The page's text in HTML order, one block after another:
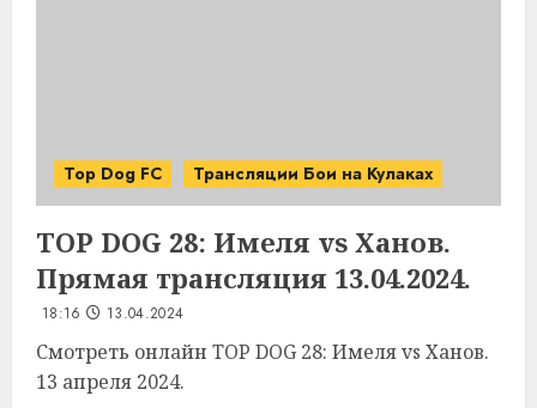
Top Dog FC Трансляции Бои на Кулаках
TOP DOG 28: Имеля vs Ханов.
Прямая трансляция 13.04.2024.
18:16 13.04.2024
Смотреть онлайн TOP DOG 28: Имеля vs Ханов.
13 апреля 2024.